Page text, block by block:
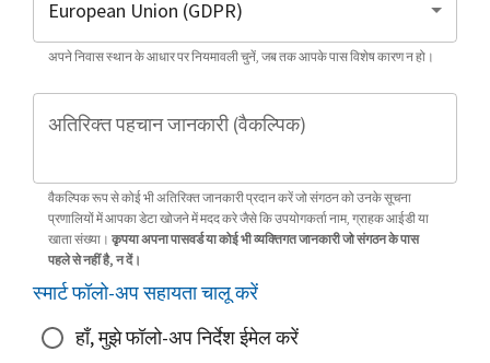
अपने निवास स्थान के आधार पर नियमावली चुनें, जब तक आपके पास विशेष कारण न हो।
अतिरिक्त पहचान जानकारी (वैकल्पिक)
वैकल्पिक रूप से कोई भी अतिरिक्त जानकारी प्रदान करें जो संगठन को उनके सूचना
प्रणालियों में आपका डेटा खोजने में मदद करे जैसे कि उपयोगकर्ता नाम, ग्राहक आईडी या
खाता संख्या। कृपया अपना पासवर्ड या कोई भी व्यक्तिगत जानकारी जो संगठन के पास
पहले से नहीं है, न दें।
स्मार्ट फॉलो-अप सहायता चालू करें
हाँ, मुझे फॉलो-अप निर्देश ईमेल करें